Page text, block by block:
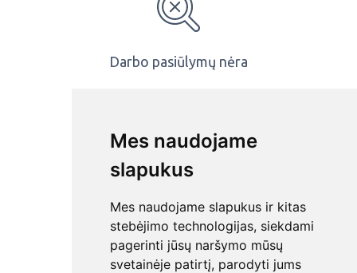
Mes naudojame
slapukus
Mes naudojame slapukus ir kitas
stebėjimo technologijas, siekdami
pagerinti jūsų naršymo mūsų
svetainėje patirtį, parodyti jums
Darbo pasiūlymų nėra